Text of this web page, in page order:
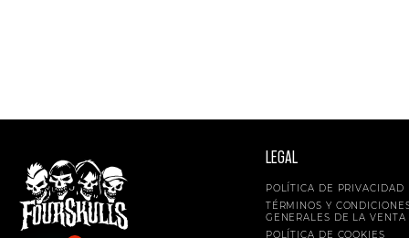
LEGAL
POLÍTICA DE PRIVACIDAD
TÉRMINOS Y
GENERALES DE LA VENTA
POLÍTICA DE COOKIES